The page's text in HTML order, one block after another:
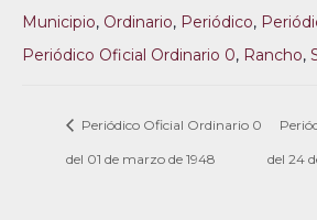
Municipio, Ordinario, Periódico,
Periódico Oficial Ordinario 0, Rancho,
Periódico Oficial Ordinario 0
del 01 de marzo de 1948 del 24